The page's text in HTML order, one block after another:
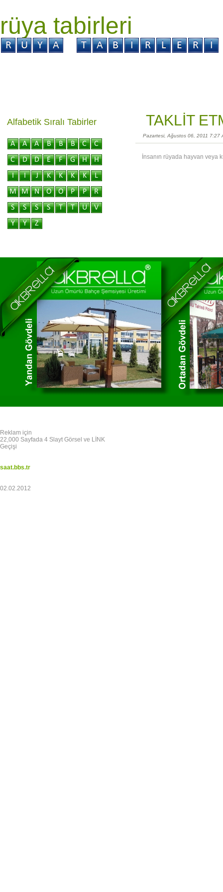
rüya tabirleri
TAKLİT
Pazartesi, Ağustos 06, 2011 7:27
İnsanın rüyada hayvan veya
Alfabetik Sıralı Tabirler
Reklam için
22,000 Sayfada 4 Slayt Görsel ve LİNK
Geçişi
saat.bbs.tr
02.02.2012